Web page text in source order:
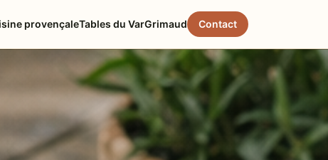
provençaleTables du VarGrimaud Contact